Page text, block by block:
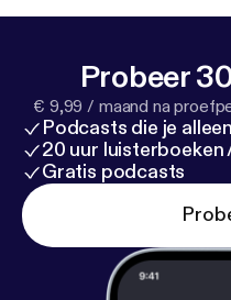
Probeer
€ 9,99 / maand na
Podcasts die je
20 uur luisterboeken
Gratis podcasts